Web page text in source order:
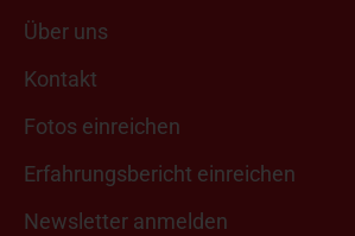
Über uns
Kontakt
Fotos einreichen
Erfahrungsbericht einreichen
Newsletter anmelden